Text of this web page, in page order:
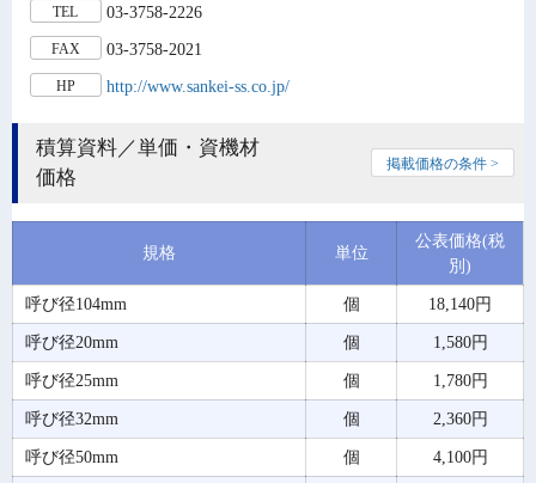
TEL 03-3758-2226
FAX 03-3758-2021
HP http://www.sankei-ss.co.jp/
積算資料／単価・資機材
価格
掲載価格の条件 >
規格 単位
公表価格(税
別)
呼び径104mm
個
18,140円
呼び径20mm
個
1,580円
呼び径25mm
個
1,780円
呼び径32mm
個
2,360円
呼び径50mm
個
4,100円